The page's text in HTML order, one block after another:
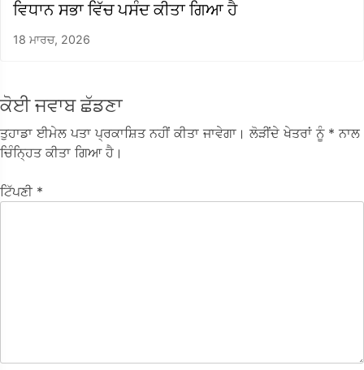
ਵਿਧਾਨ ਸਭਾ ਵਿੱਚ ਪਸੰਦ ਕੀਤਾ ਗਿਆ ਹੈ
18 ਮਾਰਚ, 2026
ਕੋਈ ਜਵਾਬ ਛੱਡਣਾ
ਤੁਹਾਡਾ ਈਮੇਲ ਪਤਾ ਪ੍ਰਕਾਸ਼ਿਤ ਨਹੀਂ ਕੀਤਾ ਜਾਵੇਗਾ। ਲੋੜੀਂਦੇ ਖੇਤਰਾਂ ਨੂੰ * ਨਾਲ
ਚਿੰਨ੍ਹਿਤ ਕੀਤਾ ਗਿਆ ਹੈ।
ਟਿੱਪਣੀ *